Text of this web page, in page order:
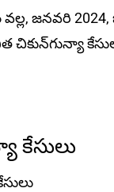
జనవరి
చికున్‌గున్యా
కేసులు